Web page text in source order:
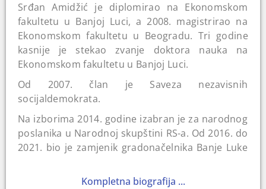
Srđan Amidžić je diplomirao na Ekonomskom
fakultetu u Banjoj Luci, a 2008. magistrirao na
Ekonomskom fakultetu u Beogradu. Tri godine
kasnije je stekao zvanje doktora nauka na
Ekonomskom fakultetu u Banjoj Luci.
Od 2007. član je Saveza nezavisnih
socijaldemokrata.
Na izborima 2014. godine izabran je za narodnog
poslanika u Narodnoj skupštini RS-a. Od 2016. do
2021. bio je zamjenik gradonačelnika Banje Luke
Kompletna biografija ...